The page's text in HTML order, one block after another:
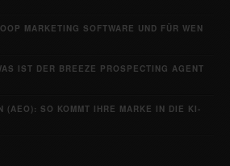
MARKETING SOFTWARE UND FÜR WEN
IST DER BREEZE PROSPECTING AGENT
(AEO): SO KOMMT IHRE MARKE IN DIE KI-